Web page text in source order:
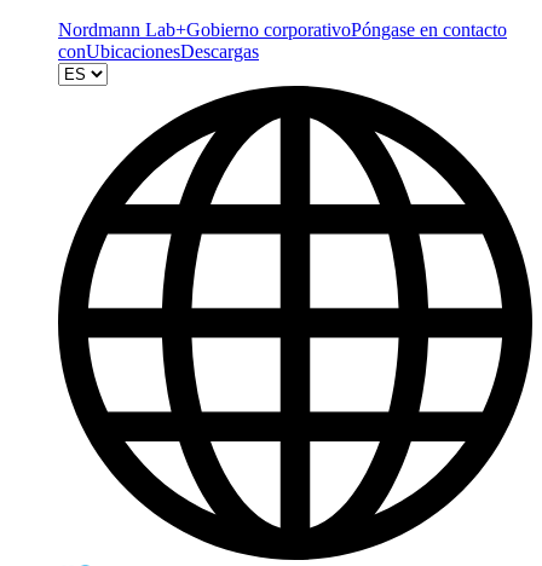
Nordmann Lab+Gobierno corporativoPóngase en contacto
conUbicacionesDescargas